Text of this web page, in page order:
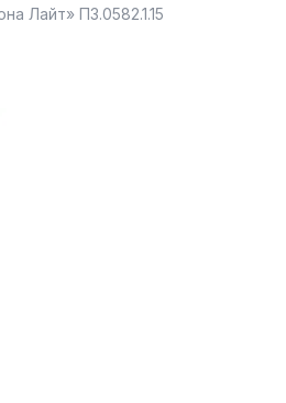
Лайт» П3.0582.1.15